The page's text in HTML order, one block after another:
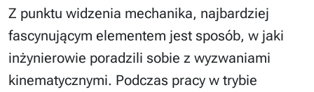
Z punktu widzenia mechanika, najbardziej
fascynującym elementem jest sposób, w jaki
inżynierowie poradzili sobie z wyzwaniami
kinematycznymi. Podczas pracy w trybie